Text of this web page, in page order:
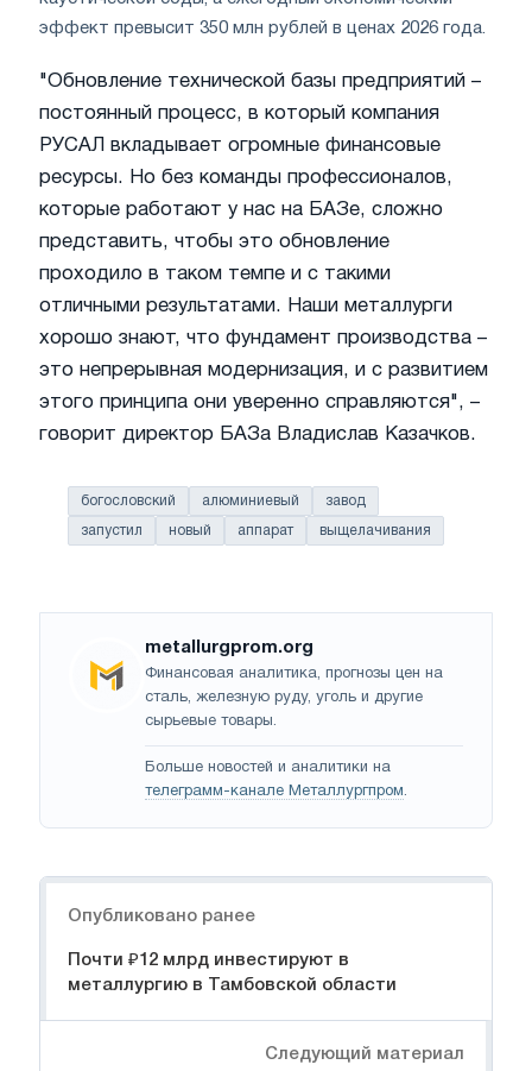
эффект превысит 350 млн рублей в ценах 2026 года.
"Обновление технической базы предприятий –
постоянный процесс, в который компания
РУСАЛ вкладывает огромные финансовые
ресурсы. Но без команды профессионалов,
которые работают у нас на БАЗе, сложно
представить, чтобы это обновление
проходило в таком темпе и с такими
отличными результатами. Наши металлурги
хорошо знают, что фундамент производства –
это непрерывная модернизация, и с развитием
этого принципа они уверенно справляются", –
говорит директор БАЗа Владислав Казачков.
богословский алюминиевый завод
запустил новый аппарат выщелачивания
metallurgprom.org
Финансовая аналитика, прогнозы цен на
сталь, железную руду, уголь и другие
сырьевые товары.
Больше новостей и аналитики на
телеграмм-канале Металлургпром.
Опубликовано ранее
Почти ₽12 млрд инвестируют в
металлургию в Тамбовской области
Следующий материал